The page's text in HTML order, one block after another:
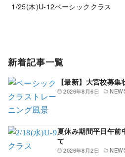
1/25(木)U-12ベーシッククラス
新着記事一覧
2026年8月6日
【最新】大宮校募
2026年8月2日
夏休み期間平日午前
て